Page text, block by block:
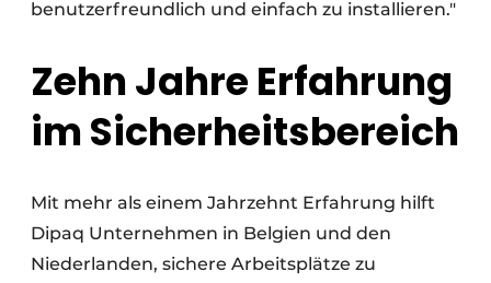
benutzerfreundlich und einfach zu installieren."
Zehn Jahre Erfahrung
im Sicherheitsbereich
Mit mehr als einem Jahrzehnt Erfahrung hilft
Dipaq Unternehmen in Belgien und den
Niederlanden, sichere Arbeitsplätze zu